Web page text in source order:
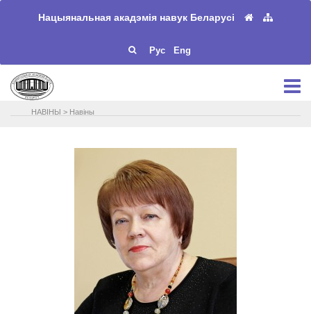
Нацыянальная акадэмія навук Беларусі
Рус Eng
НАВIНЫ > Навіны